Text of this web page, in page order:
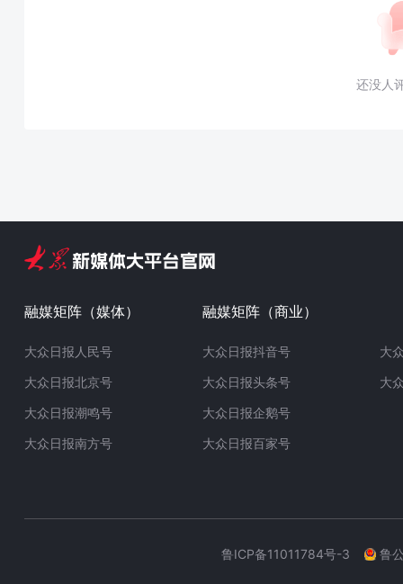
还没人
融媒矩阵（媒体）
大众日报人民号
大众日报北京号
大众日报潮鸣号
大众日报南方号
融媒矩阵（商业）
大众日报抖音号
大众日报头条号
大众日报企鹅号
大众日报百家号
大
大
鲁ICP备11011784号-3 鲁